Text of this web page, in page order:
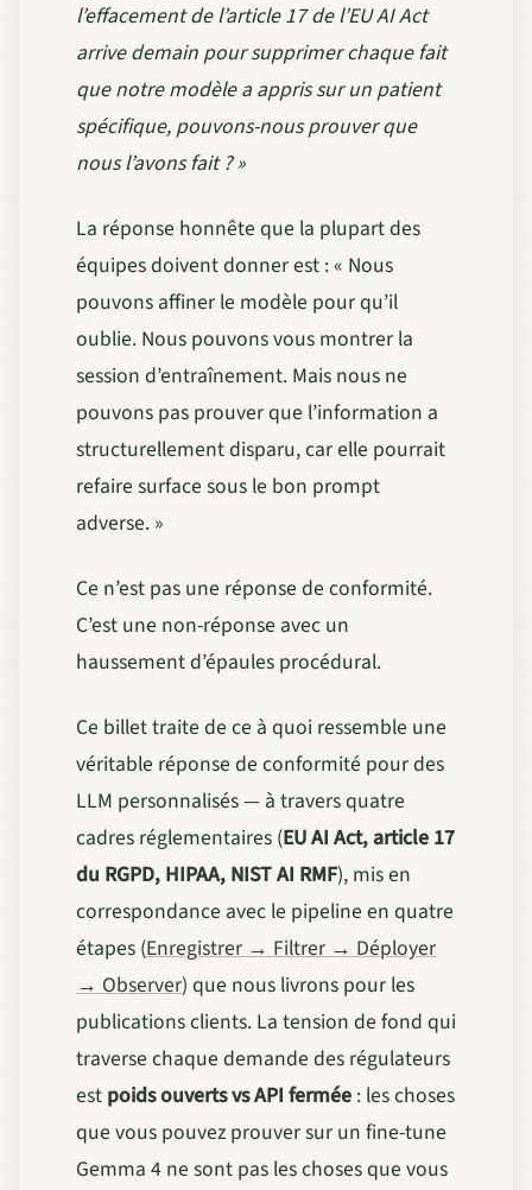
l’effacement de l’article 17 de l’EU AI Act
arrive demain pour supprimer chaque fait
que notre modèle a appris sur un patient
spécifique, pouvons-nous prouver que
nous l’avons fait ? »
La réponse honnête que la plupart des
équipes doivent donner est : « Nous
pouvons affiner le modèle pour qu’il
oublie. Nous pouvons vous montrer la
session d’entraînement. Mais nous ne
pouvons pas prouver que l’information a
structurellement disparu, car elle pourrait
refaire surface sous le bon prompt
adverse. »
Ce n’est pas une réponse de conformité.
C’est une non-réponse avec un
haussement d’épaules procédural.
Ce billet traite de ce à quoi ressemble une
véritable réponse de conformité pour des
LLM personnalisés — à travers quatre
cadres réglementaires (EU AI Act, article 17
du RGPD, HIPAA, NIST AI RMF), mis en
correspondance avec le pipeline en quatre
étapes (Enregistrer → Filtrer → Déployer
→ Observer) que nous livrons pour les
publications clients. La tension de fond qui
traverse chaque demande des régulateurs
est poids ouverts vs API fermée : les choses
que vous pouvez prouver sur un fine-tune
Gemma 4 ne sont pas les choses que vous